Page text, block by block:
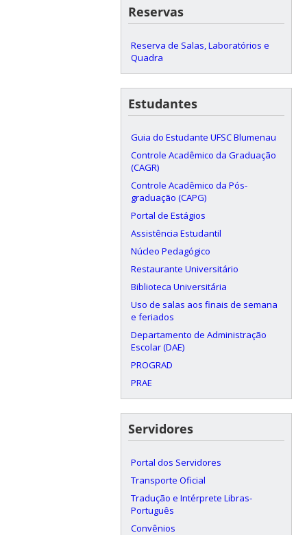
Reservas
Reserva de Salas, Laboratórios e
Quadra
Estudantes
Guia do Estudante UFSC Blumenau
Controle Acadêmico da Graduação
(CAGR)
Controle Acadêmico da Pós-
graduação (CAPG)
Portal de Estágios
Assistência Estudantil
Núcleo Pedagógico
Restaurante Universitário
Biblioteca Universitária
Uso de salas aos finais de semana
e feriados
Departamento de Administração
Escolar (DAE)
PROGRAD
PRAE
Servidores
Portal dos Servidores
Transporte Oficial
Tradução e Intérprete Libras-
Português
Convênios